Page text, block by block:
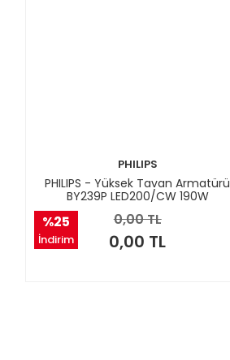
%25
İndirim
PHILIPS
PHILIPS - Yüksek Tavan Armatürü
BY239P LED200/CW 190W
0,00 TL
0,00 TL